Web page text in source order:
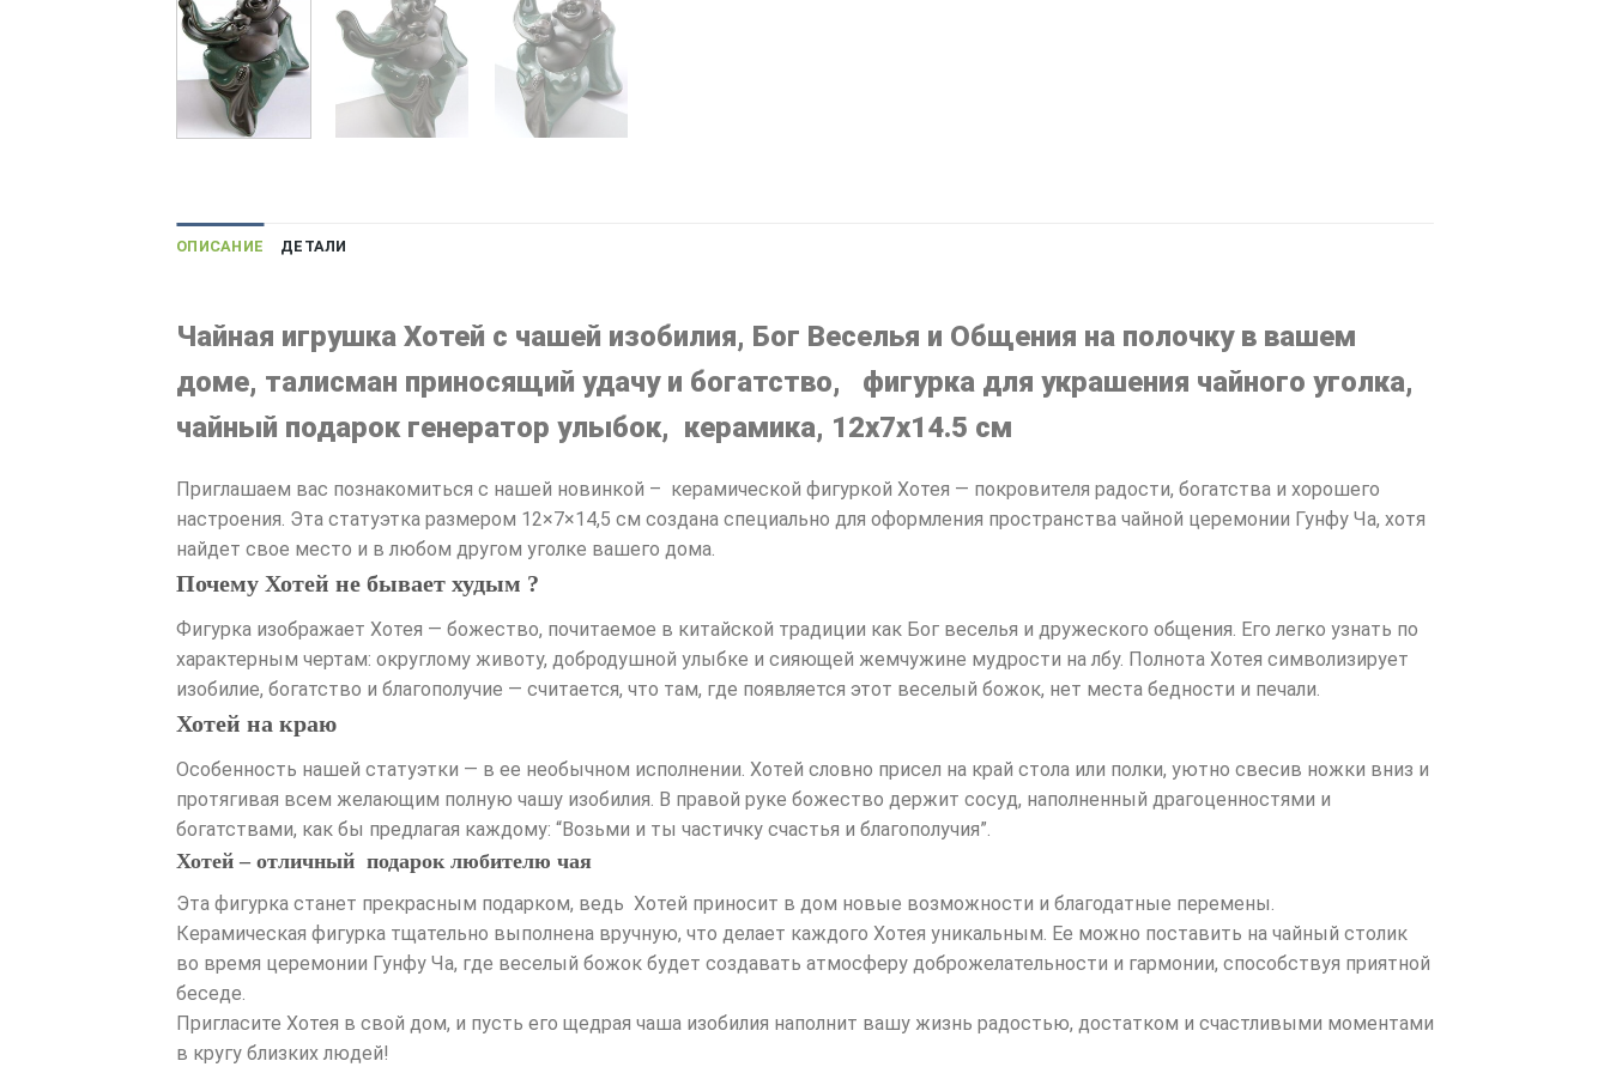
ОПИСАНИЕ ДЕТАЛИ
Чайная игрушка Хотей с чашей изобилия, Бог Веселья и Общения на полочку в вашем
доме, талисман приносящий удачу и богатство, фигурка для украшения чайного уголка,
чайный подарок генератор улыбок, керамика, 12х7х14.5 см
Приглашаем вас познакомиться с нашей новинкой – керамической фигуркой Хотея — покровителя радости, богатства и хорошего
настроения. Эта статуэтка размером 12×7×14,5 см создана специально для оформления пространства чайной церемонии Гунфу Ча, хотя
найдет свое место и в любом другом уголке вашего дома.
Почему Хотей не бывает худым ?
Фигурка изображает Хотея — божество, почитаемое в китайской традиции как Бог веселья и дружеского общения. Его легко узнать по
характерным чертам: округлому животу, добродушной улыбке и сияющей жемчужине мудрости на лбу. Полнота Хотея символизирует
изобилие, богатство и благополучие — считается, что там, где появляется этот веселый божок, нет места бедности и печали.
Хотей на краю
Особенность нашей статуэтки — в ее необычном исполнении. Хотей словно присел на край стола или полки, уютно свесив ножки вниз и
протягивая всем желающим полную чашу изобилия. В правой руке божество держит сосуд, наполненный драгоценностями и
богатствами, как бы предлагая каждому: “Возьми и ты частичку счастья и благополучия”.
Хотей – отличный подарок любителю чая
Эта фигурка станет прекрасным подарком, ведь Хотей приносит в дом новые возможности и благодатные перемены.
Керамическая фигурка тщательно выполнена вручную, что делает каждого Хотея уникальным. Ее можно поставить на чайный столик
во время церемонии Гунфу Ча, где веселый божок будет создавать атмосферу доброжелательности и гармонии, способствуя приятной
беседе.
Пригласите Хотея в свой дом, и пусть его щедрая чаша изобилия наполнит вашу жизнь радостью, достатком и счастливыми моментами
в кругу близких людей!